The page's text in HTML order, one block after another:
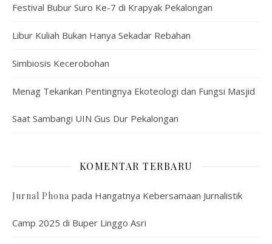
Festival Bubur Suro Ke-7 di Krapyak Pekalongan
Libur Kuliah Bukan Hanya Sekadar Rebahan
Simbiosis Kecerobohan
Menag Tekankan Pentingnya Ekoteologi dan Fungsi Masjid
Saat Sambangi UIN Gus Dur Pekalongan
KOMENTAR TERBARU
Jurnal Phona pada Hangatnya Kebersamaan Jurnalistik
Camp 2025 di Buper Linggo Asri